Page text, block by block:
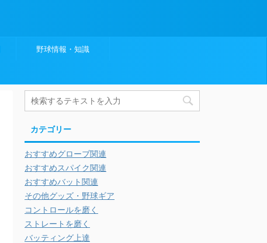
野球情報・知識
カテゴリー
おすすめグローブ関連
おすすめスパイク関連
おすすめバット関連
その他グッズ・野球ギア
コントロールを磨く
ストレートを磨く
バッティング上達